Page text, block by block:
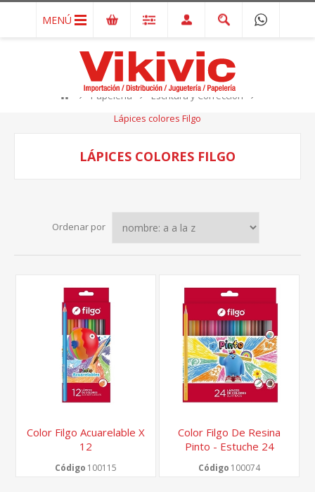
MENÚ
Papelería
Escritura y Corrección
Lápices colores Filgo
LÁPICES COLORES FILGO
Ordenar por
Color Filgo Acuarelable X
12
Código 100115
Color Filgo De Resina
Pinto - Estuche 24
Surtido
Código 100074